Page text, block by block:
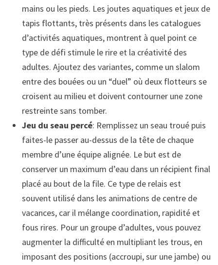
mains ou les pieds. Les joutes aquatiques et jeux de
tapis flottants, très présents dans les catalogues
d’activités aquatiques, montrent à quel point ce
type de défi stimule le rire et la créativité des
adultes. Ajoutez des variantes, comme un slalom
entre des bouées ou un “duel” où deux flotteurs se
croisent au milieu et doivent contourner une zone
restreinte sans tomber.
Jeu du seau percé: Remplissez un seau troué puis
faites-le passer au-dessus de la tête de chaque
membre d’une équipe alignée. Le but est de
conserver un maximum d’eau dans un récipient final
placé au bout de la file. Ce type de relais est
souvent utilisé dans les animations de centre de
vacances, car il mélange coordination, rapidité et
fous rires. Pour un groupe d’adultes, vous pouvez
augmenter la difficulté en multipliant les trous, en
imposant des positions (accroupi, sur une jambe) ou